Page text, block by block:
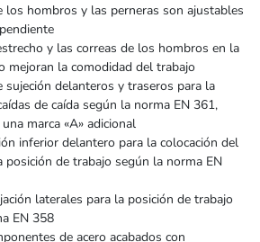
los hombros y las perneras son ajustables
y las correas de los hombros en la
mejoran la comodidad del trabajo
sujeción delanteros y traseros para la
de caída según la norma EN 361,
marca «A» adicional
inferior delantero para la colocación del
posición de trabajo según la norma EN
laterales para la posición de trabajo
EN 358
de acero acabados con